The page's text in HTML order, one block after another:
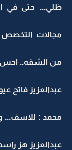
ظلي... حتى في
مجالات
من الشقه.. احس
عبدالعزيز فاتح
محمد : للاسف...
عبدالعزيز هز